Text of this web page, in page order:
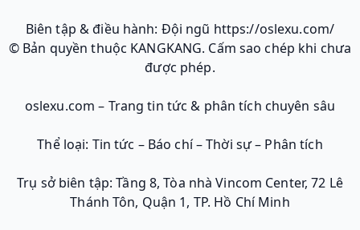
Biên tập & điều hành: Đội ngũ https://oslexu.com/
© Bản quyền thuộc KANGKANG. Cấm sao chép khi chưa
được phép.
oslexu.com – Trang tin tức & phân tích chuyên sâu
Thể loại: Tin tức – Báo chí – Thời sự – Phân tích
Trụ sở biên tập: Tầng 8, Tòa nhà Vincom Center, 72 Lê
Thánh Tôn, Quận 1, TP. Hồ Chí Minh